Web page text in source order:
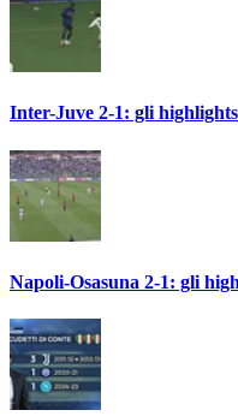
Inter-Juve 2-1: gli
Napoli-Osasuna 2-1: gli